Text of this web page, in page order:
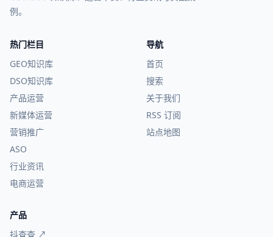
例。
热门栏目
GEO知识库
DSO知识库
产品运营
新媒体运营
营销推广
ASO
行业资讯
电商运营
导航
首页
搜索
关于我们
RSS 订阅
站点地图
产品
抖查查 ↗